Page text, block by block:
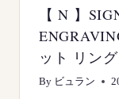
【 N 】
ット リン
By ビュラン